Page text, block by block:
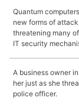
Quantum
new forms of
threatening many
IT security
A business owner
her just as she
police officer.